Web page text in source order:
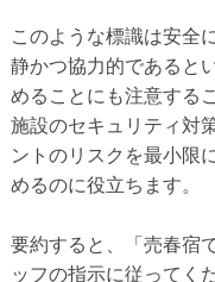
このような標識は安全
静かつ協力的であると
めることにも注意する
施設のセキュリティ対
ントのリスクを最小限
めるのに役立ちます。
要約すると、「売春宿
ッフの指示に従ってく